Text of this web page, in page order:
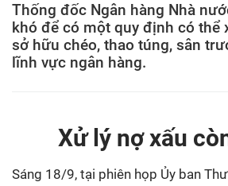
Thống đốc Ngân hàng Nhà
khó để có một quy định có thể
sở hữu chéo, thao túng, sân
lĩnh vực ngân hàng.
Xử lý nợ xấu
Sáng 18/9, tại phiên họp Ủy ban